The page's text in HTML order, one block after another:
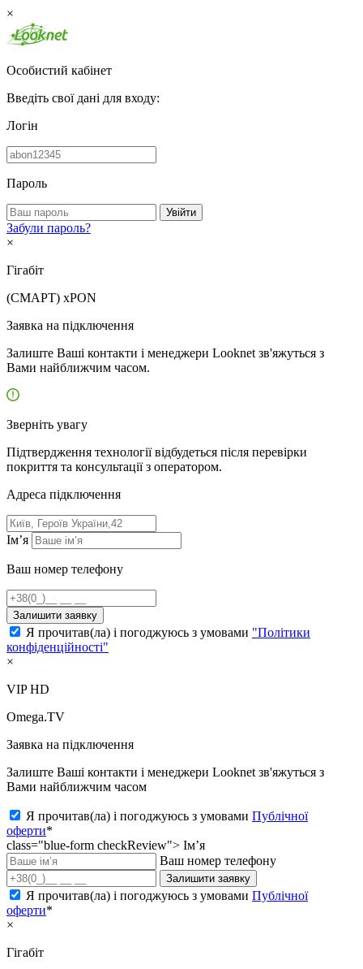
×
Особистий кабінет
Введіть свої дані для входу:
Логін
Пароль
Увійти
Забули пароль?
×
Гігабіт
(СМАРТ) xPON
Заявка на підключення
Залиште Ваші контакти і менеджери Looknet зв'яжуться з
Вами найближчим часом.
Зверніть увагу
Підтвердження технології відбудеться після перевірки
покриття та консультації з оператором.
Адресa підключення
Ім’я
Ваш номер телефону
Залишити заявку
Я прочитав(ла) і погоджуюсь з умовами "Політики
конфіденційності"
×
VIP HD
Omega.TV
Заявка на підключення
Залиште Ваші контакти і менеджери Looknet зв'яжуться з
Вами найближчим часом
Я прочитав(ла) і погоджуюсь з умовами Публічної
оферти*
class="blue-form checkReview"> Ім’я
Ваш номер телефону
Залишити заявку
Я прочитав(ла) і погоджуюсь з умовами Публічної
оферти*
×
Гігабіт